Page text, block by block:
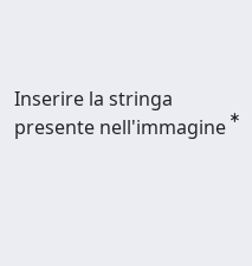
Inserire la stringa
presente nell'immagine